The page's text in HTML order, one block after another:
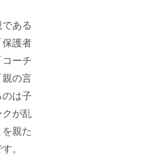
ある
護者
ーチ
の言
は子
が乱
親た
。